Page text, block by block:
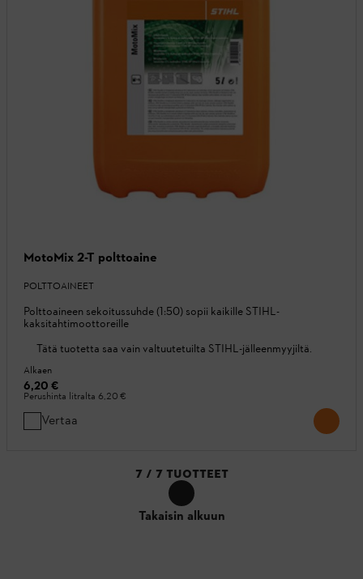
MotoMix 2-T polttoaine
POLTTOAINEET
Polttoaineen sekoitussuhde (1:50) sopii kaikille STIHL-
kaksitahtimoottoreille
Tätä tuotetta saa vain valtuutetuilta STIHL-jälleenmyyjiltä.
Alkaen
6,20 €
Perushinta litralta 6,20 €
Vertaa
7 / 7 TUOTTEET
Takaisin alkuun